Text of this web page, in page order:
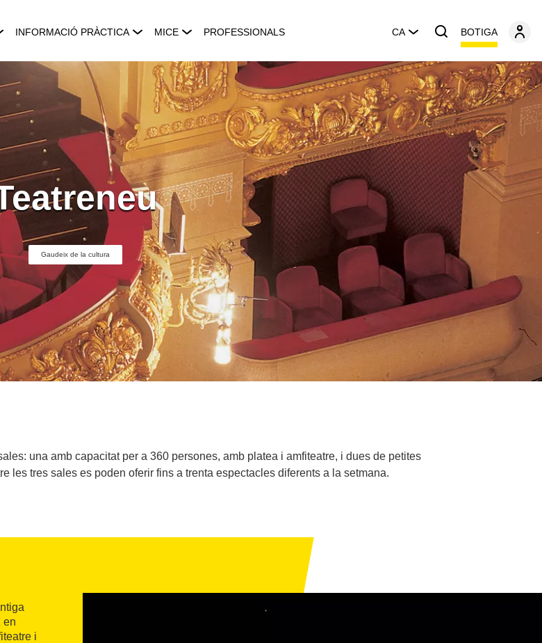
INFORMACIÓ PRÀCTICA MICE PROFESSIONALS CA BOTIGA
Gaudeix de la cultura
una amb capacitat per a 360 persones, amb platea i amfiteatre, i dues de petites
les tres sales es poden oferir fins a trenta espectacles diferents a la setmana.
en
i